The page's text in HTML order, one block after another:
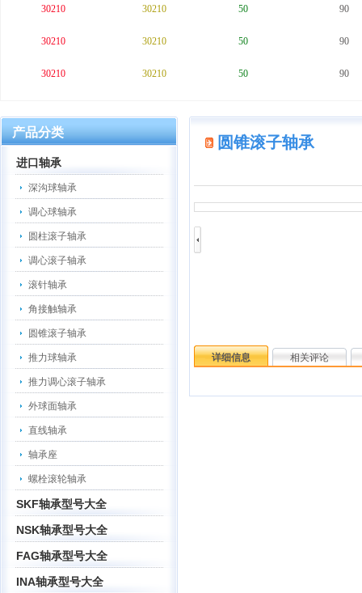
30210 30210 50 90
30210 30210 50 90
30210 30210 50 90
产品分类
进口轴承
深沟球轴承
调心球轴承
圆柱滚子轴承
调心滚子轴承
滚针轴承
角接触轴承
圆锥滚子轴承
推力球轴承
推力调心滚子轴承
外球面轴承
直线轴承
轴承座
螺栓滚轮轴承
SKF轴承型号大全
NSK轴承型号大全
FAG轴承型号大全
INA轴承型号大全
圆锥滚子轴承
详细信息 相关评论